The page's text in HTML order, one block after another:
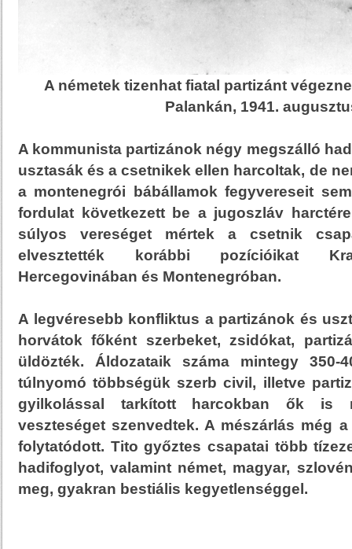
A németek tizenhat fiatal partizánt
Palankán, 1941.
A kommunista partizánok négy megszálló
usztasák és a csetnikek ellen harcoltak, de
a montenegrói bábállamok fegyvereseit
fordulat következett be a jugoszláv
súlyos vereséget mértek a csetnik
elvesztették korábbi pozícióikat
Hercegovinában és Montenegróban.
A legvéresebb konfliktus a partizánok és
horvátok főként szerbeket, zsidókat,
üldözték. Áldozataik száma mintegy 350-
túlnyomó többségük szerb civil, illetve
gyilkolással tarkított harcokban ők is
veszteséget szenvedtek. A mészárlás még
folytatódott. Tito győztes csapatai több
hadifoglyot, valamint német, magyar,
meg, gyakran bestiális kegyetlenséggel.